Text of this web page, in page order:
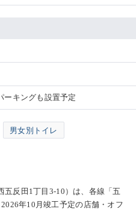
ーキングも設置予定
男女別トイレ
五反田1丁目3-10）は、各線「五
年10月竣工予定の店舗・オフ